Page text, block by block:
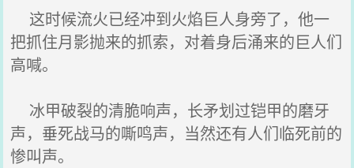
这时候流火已经冲到火焰巨人身旁了，他一
把抓住月影抛来的抓索，对着身后涌来的巨人们
高喊。
冰甲破裂的清脆响声，长矛划过铠甲的磨牙
声，垂死战马的嘶鸣声，当然还有人们临死前的
惨叫声。